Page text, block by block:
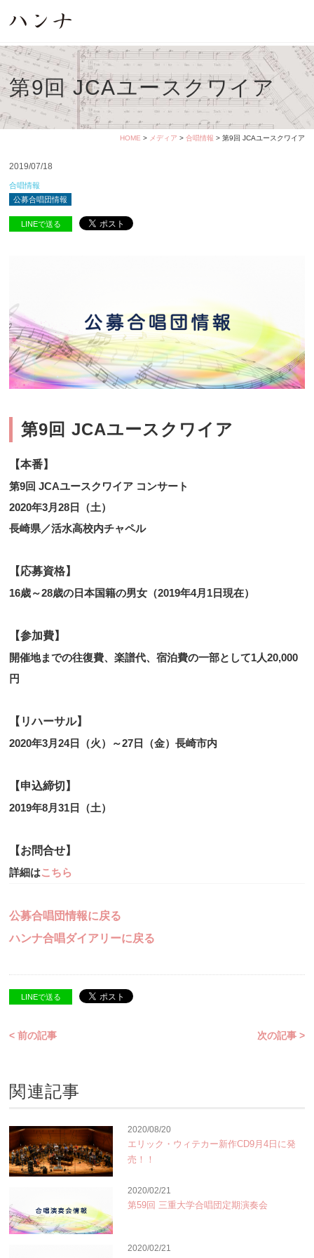
第9回 JCAユースクワイア
HOME > メディア > 合唱情報 > 第9回 JCAユースクワイア
2019/07/18
合唱情報
公募合唱団情報
LINEで送る
第9回 JCAユースクワイア
【本番】
第9回 JCAユースクワイア コンサート
2020年3月28日（土）
長崎県／活水高校内チャペル
【応募資格】
16歳～28歳の日本国籍の男女（2019年4月1日現在）
【参加費】
開催地までの往復費、楽譜代、宿泊費の一部として1人20,000
円
【リハーサル】
2020年3月24日（火）～27日（金）長崎市内
【申込締切】
2019年8月31日（土）
【お問合せ】
詳細はこちら
公募合唱団情報に戻る
ハンナ合唱ダイアリーに戻る
LINEで送る
< 前の記事 次の記事 >
関連記事
2020/08/20
エリック・ウィテカー新作CD9月4日に発
売！！
2020/02/21
第59回 三重大学合唱団定期演奏会
2020/02/21